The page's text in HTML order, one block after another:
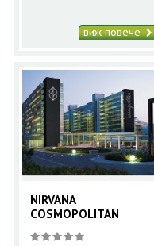
виж повече
NIRVANA
COSMOPOLITAN